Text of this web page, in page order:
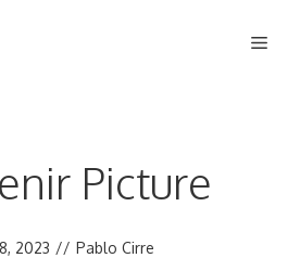
Picture
2023 // Pablo Cirre